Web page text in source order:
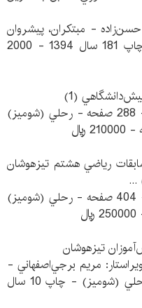
حسن‌زاده - مبتكران، پيشروان
- 456 صفحه - رحلي (شوميز) - چاپ 181 سال 1394 - 2000
بهمن بازرگاني؛ رضا بابايي - مبتكران - 288 صفحه - رحلي (شوميز)
رياضي هشتم تيزهوشان
...
وحيد اسدي‌كيا - مبتكران، پيشروان - 404 صفحه - رحلي (شوميز)
مريم برجي‌اصفهاني -
مبتكران، پيشروان - 136 صفحه - رحلي (شوميز) - چاپ 10 سال